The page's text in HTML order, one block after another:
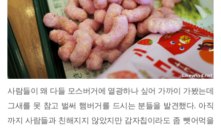
사람들이 왜 다들 모스버거에 열광하나 싶어 가까이 가봤는데
그새를 못 참고 벌써 햄버거를 드시는 분들을 발견했다. 아직
까지 사람들과 친해지지 않았지만 감자칩이라도 좀 뺏어먹을